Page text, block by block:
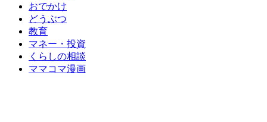
おでかけ
どうぶつ
教育
マネー・投資
くらしの相談
ママコマ漫画